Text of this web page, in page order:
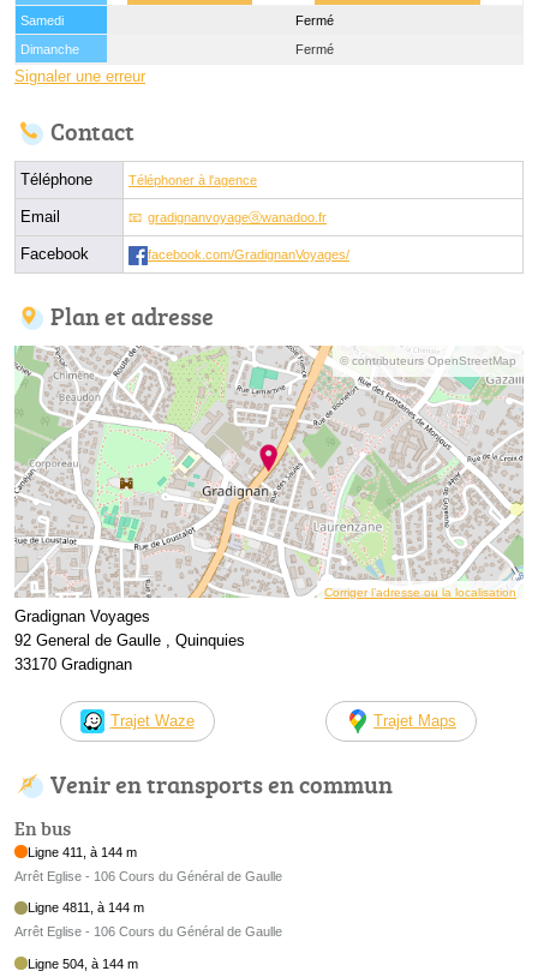
Samedi
Fermé
Dimanche
Fermé
Signaler une erreur
Contact
Téléphone Téléphoner à l'agence
Email gradignanvoyageⓐwanadoo.fr
Facebook facebook.com/GradignanVoyages/
Plan et adresse
© contributeurs OpenStreetMap
Corriger l’adresse ou la localisation
Gradignan Voyages
92 General de Gaulle , Quinquies
33170 Gradignan
Trajet Waze Trajet Maps
Venir en transports en commun
En bus
Ligne 411, à 144 m
Arrêt Eglise - 106 Cours du Général de Gaulle
Ligne 4811, à 144 m
Arrêt Eglise - 106 Cours du Général de Gaulle
Ligne 504, à 144 m